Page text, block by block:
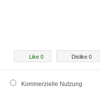
Dislike 0
Like 0
Kommerzielle Nutzung